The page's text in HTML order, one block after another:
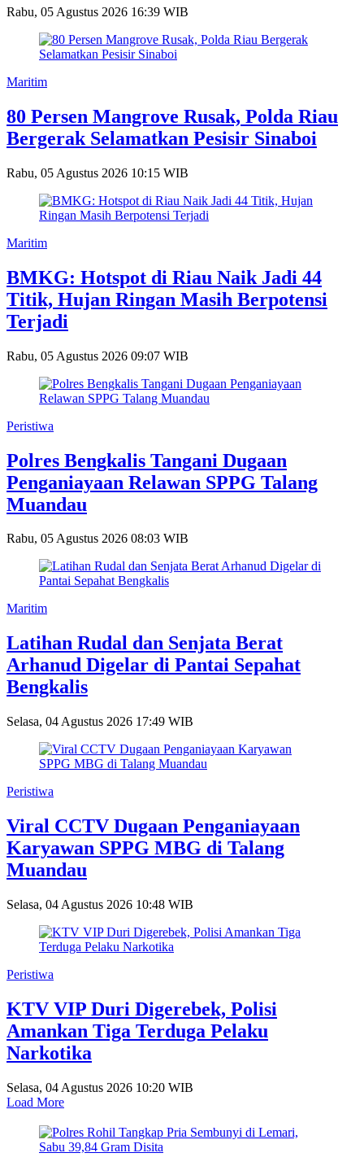
Rabu, 05 Agustus 2026 16:39 WIB
Maritim
80 Persen Mangrove Rusak, Polda Riau
Bergerak Selamatkan Pesisir Sinaboi
Rabu, 05 Agustus 2026 10:15 WIB
Maritim
BMKG: Hotspot di Riau Naik Jadi 44
Titik, Hujan Ringan Masih Berpotensi
Terjadi
Rabu, 05 Agustus 2026 09:07 WIB
Peristiwa
Polres Bengkalis Tangani Dugaan
Penganiayaan Relawan SPPG Talang
Muandau
Rabu, 05 Agustus 2026 08:03 WIB
Maritim
Latihan Rudal dan Senjata Berat
Arhanud Digelar di Pantai Sepahat
Bengkalis
Selasa, 04 Agustus 2026 17:49 WIB
Peristiwa
Viral CCTV Dugaan Penganiayaan
Karyawan SPPG MBG di Talang
Muandau
Selasa, 04 Agustus 2026 10:48 WIB
Peristiwa
KTV VIP Duri Digerebek, Polisi
Amankan Tiga Terduga Pelaku
Narkotika
Selasa, 04 Agustus 2026 10:20 WIB
Load More